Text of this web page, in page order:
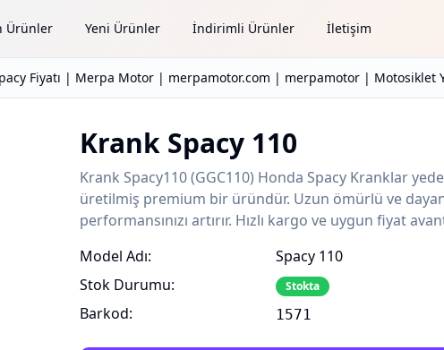
Ürünler Yeni Ürünler İndirimli Ürünler İletişim
Fiyatı | Merpa Motor | merpamotor.com | merpamotor | Motosiklet
Krank Spacy 110
Krank Spacy110 (GGC110) Honda Spacy Kranklar
üretilmiş premium bir üründür. Uzun ömürlü ve
performansınızı artırır. Hızlı kargo ve uygun fiyat
Model Adı:
Stok Durumu:
Barkod:
Spacy 110
Stokta
1571